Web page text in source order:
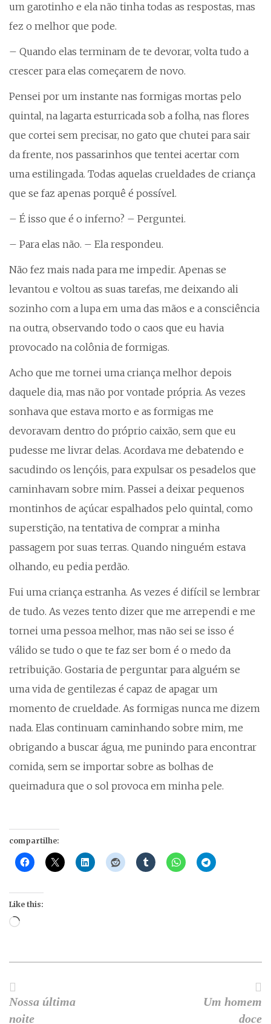
um garotinho e ela não tinha todas as respostas, mas
fez o melhor que pode.
– Quando elas terminam de te devorar, volta tudo a
crescer para elas começarem de novo.
Pensei por um instante nas formigas mortas pelo
quintal, na lagarta esturricada sob a folha, nas flores
que cortei sem precisar, no gato que chutei para sair
da frente, nos passarinhos que tentei acertar com
uma estilingada. Todas aquelas crueldades de criança
que se faz apenas porquê é possível.
– É isso que é o inferno? – Perguntei.
– Para elas não. – Ela respondeu.
Não fez mais nada para me impedir. Apenas se
levantou e voltou as suas tarefas, me deixando ali
sozinho com a lupa em uma das mãos e a consciência
na outra, observando todo o caos que eu havia
provocado na colônia de formigas.
Acho que me tornei uma criança melhor depois
daquele dia, mas não por vontade própria. As vezes
sonhava que estava morto e as formigas me
devoravam dentro do próprio caixão, sem que eu
pudesse me livrar delas. Acordava me debatendo e
sacudindo os lençóis, para expulsar os pesadelos que
caminhavam sobre mim. Passei a deixar pequenos
montinhos de açúcar espalhados pelo quintal, como
superstição, na tentativa de comprar a minha
passagem por suas terras. Quando ninguém estava
olhando, eu pedia perdão.
Fui uma criança estranha. As vezes é difícil se lembrar
de tudo. As vezes tento dizer que me arrependi e me
tornei uma pessoa melhor, mas não sei se isso é
válido se tudo o que te faz ser bom é o medo da
retribuição. Gostaria de perguntar para alguém se
uma vida de gentilezas é capaz de apagar um
momento de crueldade. As formigas nunca me dizem
nada. Elas continuam caminhando sobre mim, me
obrigando a buscar água, me punindo para encontrar
comida, sem se importar sobre as bolhas de
queimadura que o sol provoca em minha pele.
compartilhe:
Like this:
Loading…
Nossa última
noite
Um homem
doce